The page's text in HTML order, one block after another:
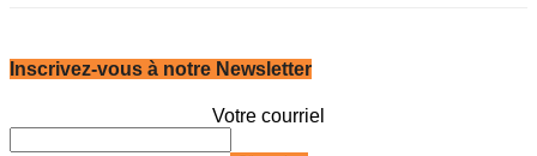
Inscrivez-vous à notre Newsletter
Votre courriel